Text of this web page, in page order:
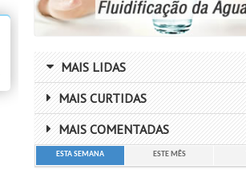
MAIS LIDAS
MAIS CURTIDAS
MAIS COMENTADAS
ESTA SEMANA ESTE MÊS